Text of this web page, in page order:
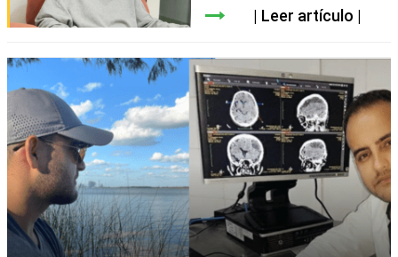
Leer artículo